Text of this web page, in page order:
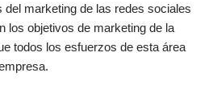
del marketing de las redes sociales
los objetivos de marketing de la
todos los esfuerzos de esta área